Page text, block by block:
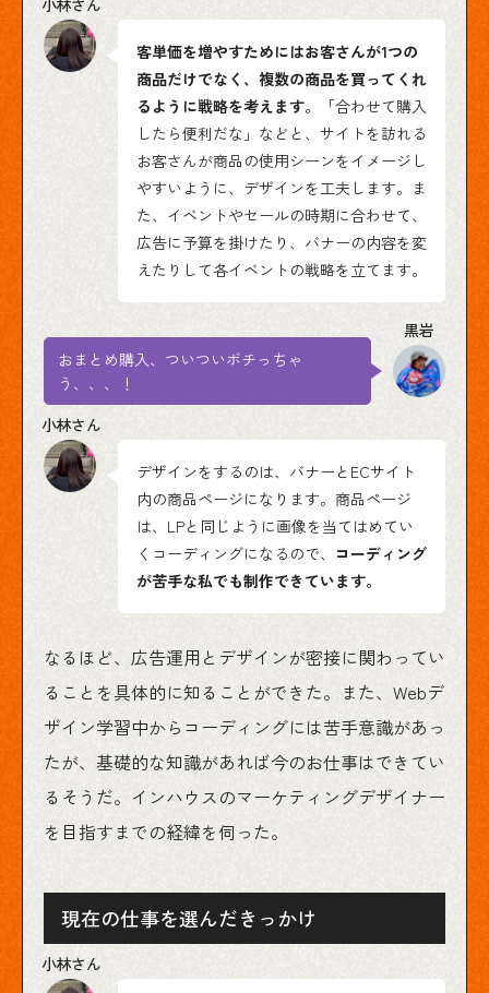
客単価を増やすためにはお客さんが1つの
商品だけでなく、複数の商品を買ってくれ
るように戦略を考えます。「合わせて購入
したら便利だな」などと、サイトを訪れる
お客さんが商品の使用シーンをイメージし
やすいように、デザインを工夫します。ま
た、イベントやセールの時期に合わせて、
広告に予算を掛けたり、バナーの内容を変
えたりして各イベントの戦略を立てます。
おまとめ購入、ついついポチっちゃ
う、、、！
デザインをするのは、バナーとECサイト
内の商品ページになります。商品ページ
は、LPと同じように画像を当てはめてい
くコーディングになるので、 コーディング
が苦手な私でも制作できています。
なるほど、広告運用とデザインが密接に関わってい
ることを具体的に知ることができた。また、Webデ
ザイン学習中からコーディングには苦手意識があっ
たが、基礎的な知識があれば今のお仕事はできてい
るそうだ。インハウスのマーケティングデザイナー
を目指すまでの経緯を伺った。
現在の仕事を選んだきっかけ